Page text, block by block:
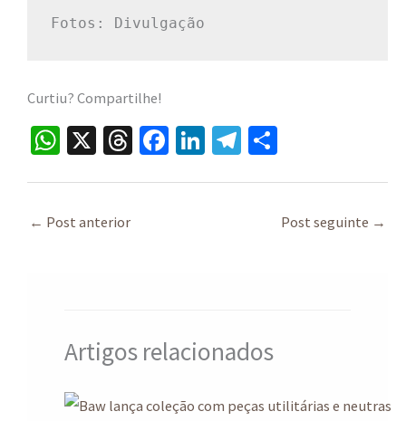
Fotos: Divulgação
Curtiu? Compartilhe!
W
sA
X
T
Fa Li Te
e
← Post anterior Post seguinte →
Artigos relacionados